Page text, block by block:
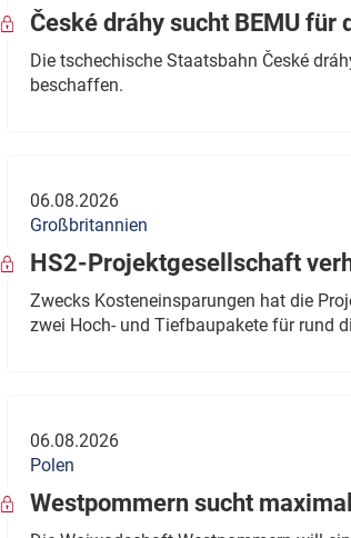
České dráhy sucht BEMU für
Die tschechische Staatsbahn České
beschaffen.
06.08.2026
Großbritannien
HS2-Projektgesellschaft
Zwecks Kosteneinsparungen hat die
zwei Hoch- und Tiefbaupakete für rund
06.08.2026
Polen
Westpommern sucht